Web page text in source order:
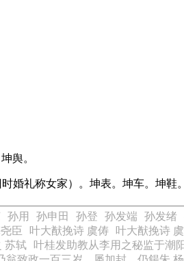
舆。
婚礼称女家）。坤表。坤车。坤鞋
孙用 孙申田 孙登 孙发端 孙发绪
臣 叶大猷挽诗 虞俦 叶大猷挽诗
苏轼
叶桂发助教从李用之秘监于潮